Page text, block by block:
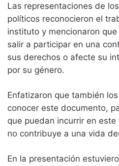
Las representaciones de
políticos reconocieron el
instituto y mencionaron
salir a participar en una
sus derechos o afecte su
por su género.
Enfatizaron que también
conocer este documento,
que puedan incurrir en
no contribuye a una vida
En la presentación